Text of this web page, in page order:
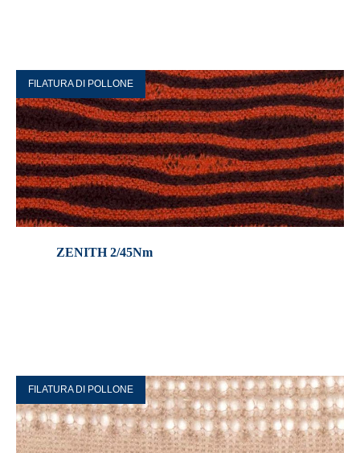
FILATURA DI POLLONE
ZENITH 2/45Nm
FILATURA DI POLLONE